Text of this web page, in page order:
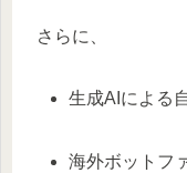
さらに、
生成AIによる
海外ボットフ